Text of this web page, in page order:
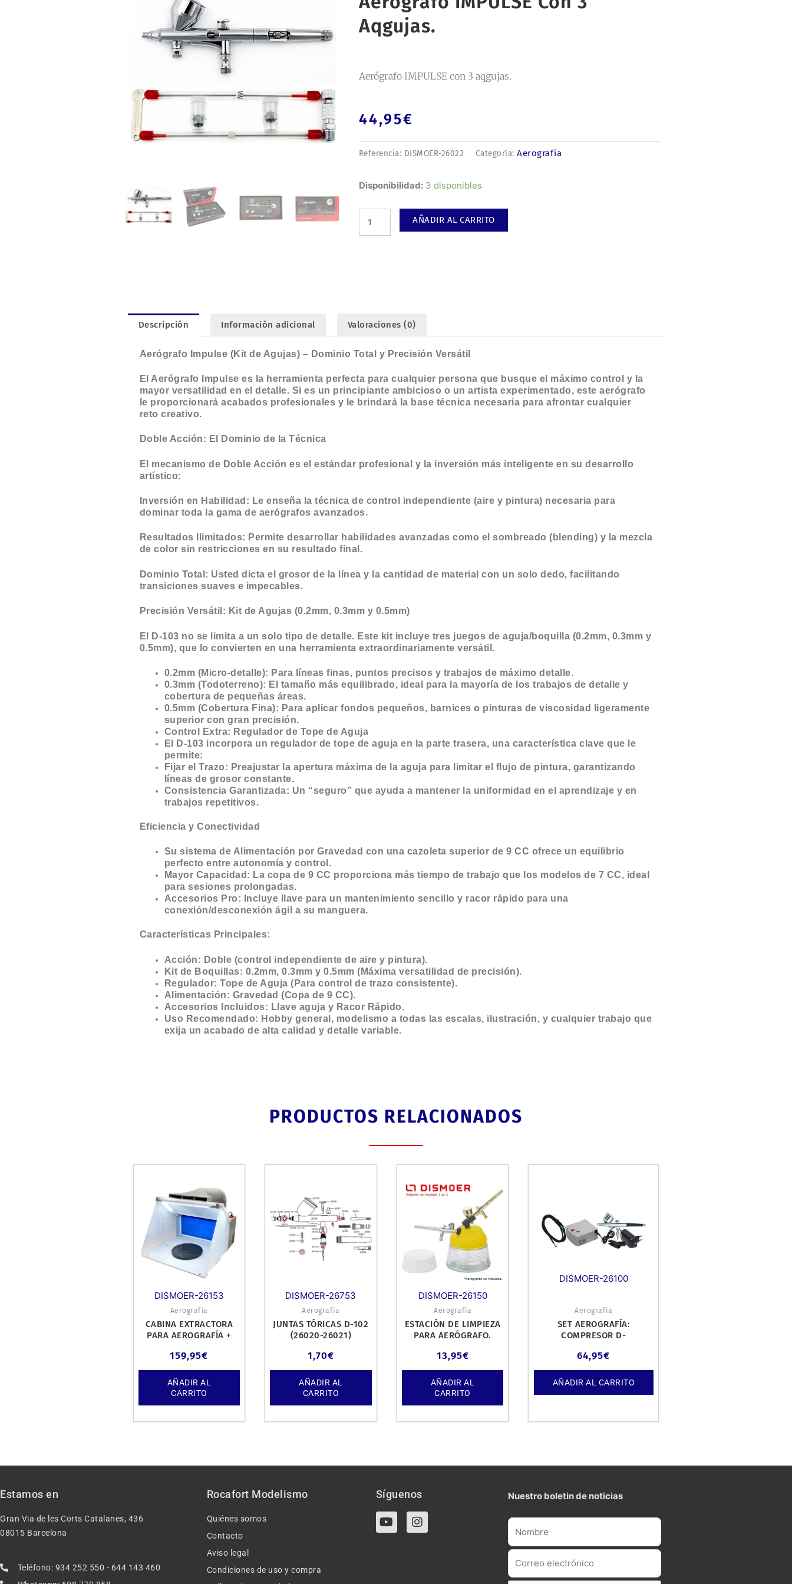
Aqgujas.
Aerógrafo IMPULSE con 3 aqgujas.
44,95€
Referencia: DISMOER-26022 Categoría:Aerografía
Disponibilidad: 3 disponibles
Aerógrafo
AÑADIR AL CARRITO
Descripción Información adicional Valoraciones (0)
Aerógrafo Impulse (Kit de Agujas) – Dominio Total y Precisión Versátil
El Aerógrafo Impulse es la herramienta perfecta para cualquier persona que busque el máximo control y la
mayor versatilidad en el detalle. Si es un principiante ambicioso o un artista experimentado, este aerógrafo
le proporcionará acabados profesionales y le brindará la base técnica necesaria para afrontar cualquier
reto creativo.
Doble Acción: El Dominio de la Técnica
El mecanismo de Doble Acción es el estándar profesional y la inversión más inteligente en su desarrollo
artístico:
Inversión en Habilidad: Le enseña la técnica de control independiente (aire y pintura) necesaria para
dominar toda la gama de aerógrafos avanzados.
Resultados Ilimitados: Permite desarrollar habilidades avanzadas como el sombreado (blending) y la mezcla
de color sin restricciones en su resultado final.
Dominio Total: Usted dicta el grosor de la línea y la cantidad de material con un solo dedo, facilitando
transiciones suaves e impecables.
Precisión Versátil: Kit de Agujas (0.2mm, 0.3mm y 0.5mm)
El D-103 no se limita a un solo tipo de detalle. Este kit incluye tres juegos de aguja/boquilla (0.2mm, 0.3mm y
0.5mm), que lo convierten en una herramienta extraordinariamente versátil.
0.2mm (Micro-detalle): Para líneas finas, puntos precisos y trabajos de máximo detalle.
0.3mm (Todoterreno): El tamaño más equilibrado, ideal para la mayoría de los trabajos de detalle y
cobertura de pequeñas áreas.
0.5mm (Cobertura Fina): Para aplicar fondos pequeños, barnices o pinturas de viscosidad ligeramente
superior con gran precisión.
Control Extra: Regulador de Tope de Aguja
El D-103 incorpora un regulador de tope de aguja en la parte trasera, una característica clave que le
permite:
Fijar el Trazo: Preajustar la apertura máxima de la aguja para limitar el flujo de pintura, garantizando
líneas de grosor constante.
Consistencia Garantizada: Un “seguro” que ayuda a mantener la uniformidad en el aprendizaje y en
trabajos repetitivos.
Eficiencia y Conectividad
Su sistema de Alimentación por Gravedad con una cazoleta superior de 9 CC ofrece un equilibrio
perfecto entre autonomía y control.
Mayor Capacidad: La copa de 9 CC proporciona más tiempo de trabajo que los modelos de 7 CC, ideal
para sesiones prolongadas.
Accesorios Pro: Incluye llave para un mantenimiento sencillo y racor rápido para una
conexión/desconexión ágil a su manguera.
Características Principales:
Acción: Doble (control independiente de aire y pintura).
Kit de Boquillas: 0.2mm, 0.3mm y 0.5mm (Máxima versatilidad de precisión).
Regulador: Tope de Aguja (Para control de trazo consistente).
Alimentación: Gravedad (Copa de 9 CC).
Accesorios Incluidos: Llave aguja y Racor Rápido.
Uso Recomendado: Hobby general, modelismo a todas las escalas, ilustración, y cualquier trabajo que
exija un acabado de alta calidad y detalle variable.
PRODUCTOS RELACIONADOS
DISMOER-26153
Aerografía
CABINA EXTRACTORA
PARA AEROGRAFÍA +
159,95€
AÑADIR AL
CARRITO
DISMOER-26753
Aerografía
JUNTAS TÓRICAS D-102
(26020-26021)
1,70€
AÑADIR AL
CARRITO
DISMOER-26150
Aerografía
ESTACIÓN DE LIMPIEZA
PARA AERÓGRAFO.
13,95€
AÑADIR AL
CARRITO
DISMOER-26100
Aerografía
SET AEROGRAFÍA:
COMPRESOR D-
64,95€
AÑADIR AL CARRITO
Estamos en
Gran Via de les Corts Catalanes, 436
08015 Barcelona
Teléfono: 934 252 550 - 644 143 460
Rocafort Modelismo
Quiénes somos
Contacto
Aviso legal
Condiciones de uso y compra
Síguenos
Y
o
I
n
Nuestro boletin de noticias